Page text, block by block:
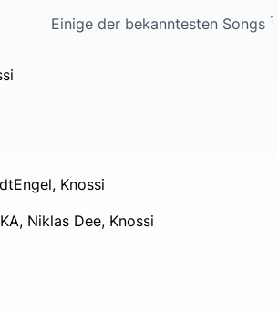
Einige der bekanntesten Songs 1
Knossi
Niklas Dee, Knossi